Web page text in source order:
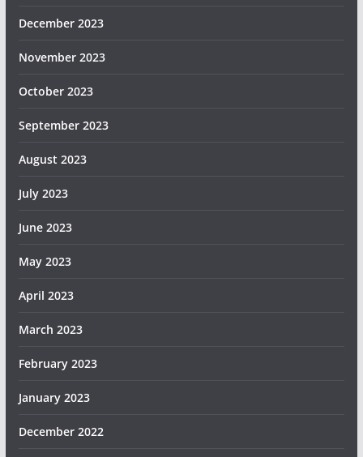
December 2023
November 2023
October 2023
September 2023
August 2023
July 2023
June 2023
May 2023
April 2023
March 2023
February 2023
January 2023
December 2022